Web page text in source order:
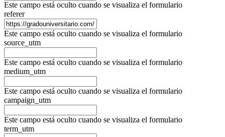
Este campo está oculto cuando se visualiza el formulario
referer
Este campo está oculto cuando se visualiza el formulario
source_utm
Este campo está oculto cuando se visualiza el formulario
medium_utm
Este campo está oculto cuando se visualiza el formulario
campaign_utm
Este campo está oculto cuando se visualiza el formulario
term_utm